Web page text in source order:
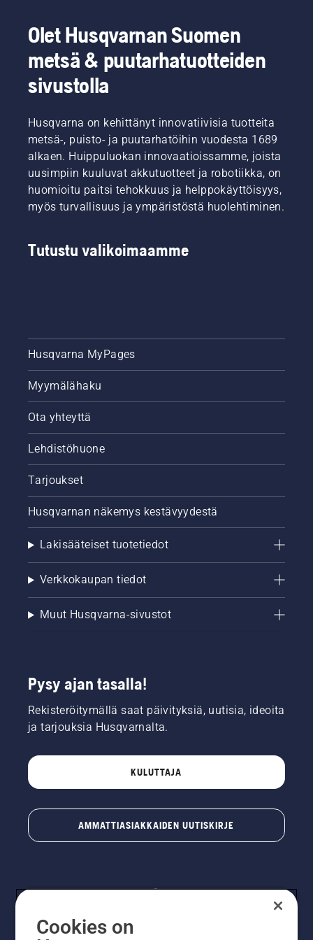
alkaessa
taas
kasvaa.
Tutustu
aluksi
siitä,
kuinka
varmistat
nurmikon
hyvinvoinnin
ja
vehreyden
ajan.
siitä,
kuinka
varmistat
nurmikon
hyvinvoinnin
vehreyden
koko
kauden
ajan.
Olet Husqvarnan Suomen
metsä & puutarhatuotteiden
sivustolla
Husqvarna on kehittänyt innovatiivisia tuotteita
metsä-, puisto- ja puutarhatöihin vuodesta 1689
alkaen. Huippuluokan innovaatioissamme, joista
uusimpiin kuuluvat akkutuotteet ja robotiikka, on
huomioitu paitsi tehokkuus ja helppokäyttöisyys,
myös turvallisuus ja ympäristöstä huolehtiminen.
Tutustu valikoimaamme
Husqvarna MyPages
Myymälähaku
Ota yhteyttä
Lehdistöhuone
Tarjoukset
Husqvarnan näkemys kestävyydestä
Lakisääteiset tuotetiedot
Verkkokaupan tiedot
Muut Husqvarna-sivustot
Pysy ajan tasalla!
Rekisteröitymällä saat päivityksiä, uutisia, ideoita
ja tarjouksia Husqvarnalta.
KULUTTAJA
AMMATTIASIAKKAIDEN UUTISKIRJE
Cookies on